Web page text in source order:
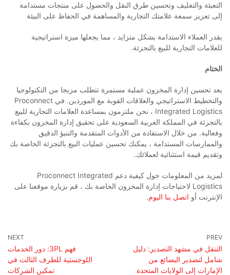
التعبئة والتغليف وتحسين طرق النقل والحصول على منتجات مستدامة
إلى تعزيز سمعة علامتك التجارية والمساهمة في الحفاظ على البيئة
يقدر العملاء الاستدامة بشكل متزايد ، مما يجعلها ميزة استراتيجية
للعلامات التجارية للبيع بالتجزئة.
الختام
يعد تحسين إدارة المخزون عملية مستمرة تتطلب مزيجا من التكنولوجيا
والتخطيط الاستراتيجي والعلاقات القوية مع الموردين. في Proconnect
Integrated Logistics ، نحن ملتزمون بمساعدة العلامات التجارية للبيع
بالتجزئة في المملكة العربية السعودية على تحقيق إدارة المخزون بكفاءة
وفعالية. من خلال الاستفادة من الأدوات المتقدمة والتنبؤ الدقيق
والممارسات المستدامة ، يمكنك تحسين عمليات البيع بالتجزئة الخاصة بك
وتقديم قيمة استثنائية لعملائك.
لمزيد من المعلومات حول كيفية دعم Proconnect Integrated
Logistics لاحتياجات إدارة المخزون الخاصة بك ، قم بزيارة موقعنا على
الإنترنت أو اتصل بنا اليوم.
التنقل في مشهد التصدير: دليل
شامل لتصدير البضائع من
الإمارات إلى الولايات المتحدة
فهم 3PL: دور الخدمات
اللوجستية للطرف الثالث في
تمكين الشركات